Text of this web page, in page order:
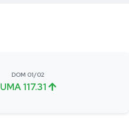
DOM 01/02
UMA 117.31